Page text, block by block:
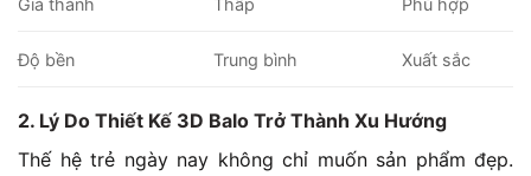
Độ bền Trung bình Xuất sắc
2. Lý Do Thiết Kế 3D Balo Trở Thành Xu Hướng
Thế hệ trẻ ngày nay không chỉ muốn sản phẩm đẹp.